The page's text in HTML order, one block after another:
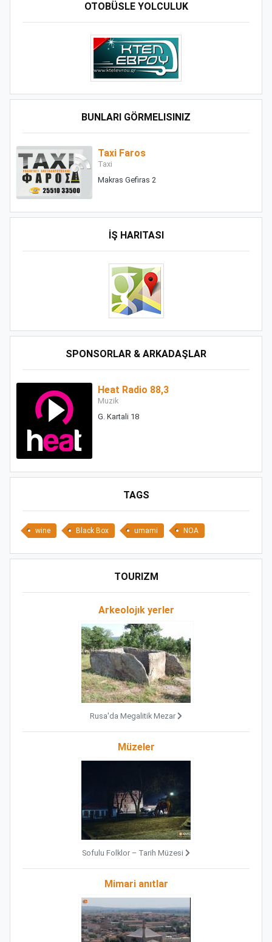
OTOBÜSLE YOLCULUK
BUNLARI GÖRMELISINIZ
Taxi Faros
Taxi
Makras Gefiras 2
İŞ HARITASI
SPONSORLAR & ARKADAŞLAR
Heat Radio 88,3
Muzik
G. Kartali 18
TAGS
wine Black Box umami NOA
TOURIZM
Arkeolojık yerler
Rusa'da Megalitik Mezar
Müzeler
Sofulu Folklor – Tarih Müzesi
Mimari anıtlar